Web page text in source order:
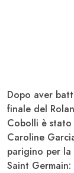
Dopo aver
finale del
Cobolli è
Caroline
parigino per la
Saint Germain: